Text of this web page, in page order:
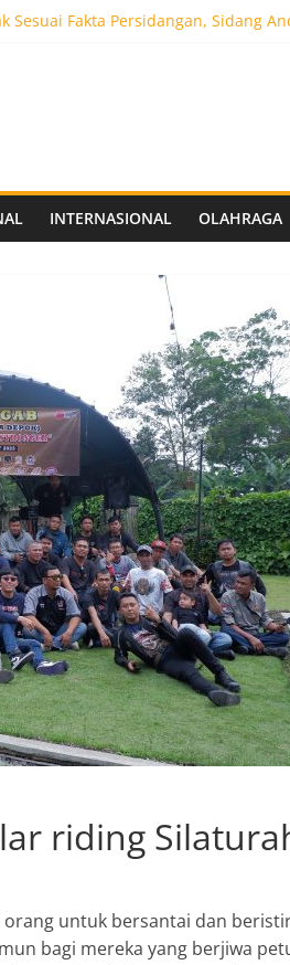
Keamanan Website dan
Festival Custom Culture di
Berkapasitas 10 Ribu Penonton,
Mulai Perjuangan di Final OLIVIA XI
INTERNASIONAL OLAHRAGA
riding
untuk bersantai dan
bagi mereka yang berjiwa